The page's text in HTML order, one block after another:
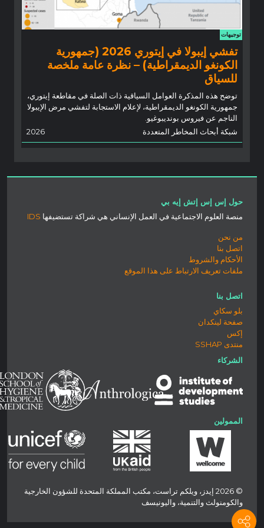
توجيهات
تفشي إيبولا في إيتوري 2026 (جمهورية
الكونغو الديمقراطية) – نظرة عامة ملخصة
للسياق
توضح هذه المذكرة العوامل السياقية ذات الصلة في مقاطعة إيتوري،
جمهورية الكونغو الديمقراطية، لإعلام الاستجابة لتفشي مرض الإيبولا
الناجم عن فيروس بونديبوغيو.
شبكة أبحاث المخاطر المتعددة
2026
حول إس إس إتش إيه بي
منصة العلوم الاجتماعية في العمل الإنساني هي شراكة تستضيفها IDS
من نحن
اتصل بنا
الأحكام والشروط
ملفات تعريف الارتباط على هذا الموقع
اتصل بنا
بلو سكاي
صفحة لينكدان
إكس
منتدى SSHAP
الشركاء
الممولين
© 2026 إيدز، ويلكم تراست، مكتب المملكة المتحدة للشؤون الخارجية
والكومنولث والتنمية، واليونيسف